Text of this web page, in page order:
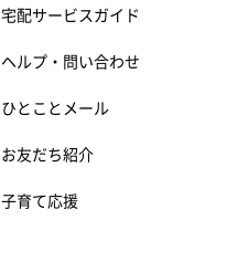
宅配サービスガイド
ヘルプ・問い合わせ
ひとことメール
お友だち紹介
子育て応援